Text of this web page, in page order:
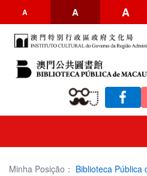
A A A
Minha Posição： Biblioteca Pública